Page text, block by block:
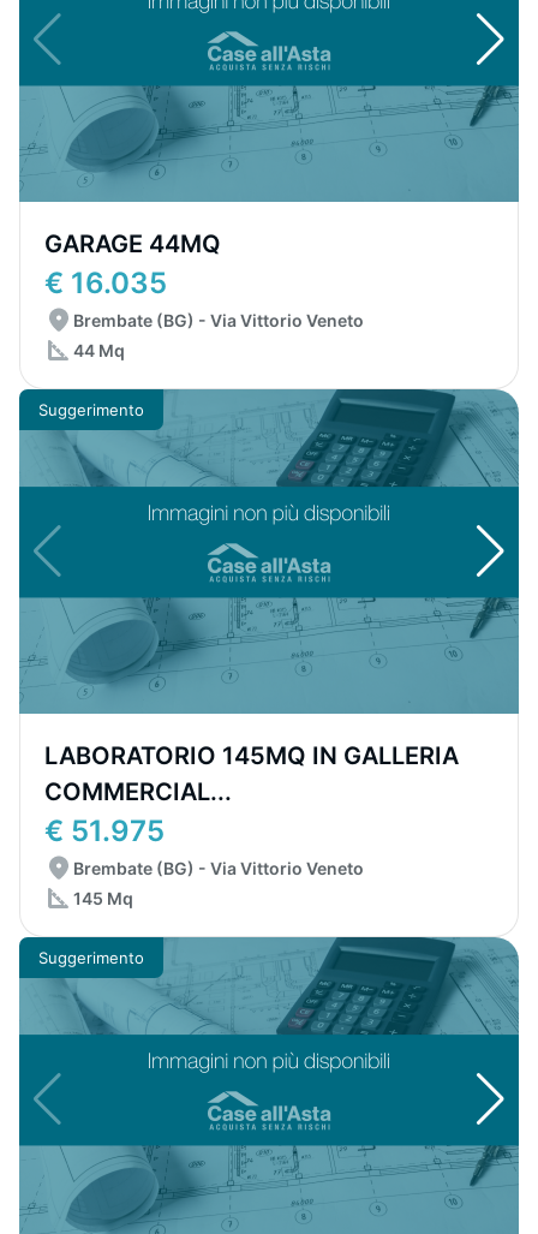
GARAGE 44MQ
€ 16.035
Brembate (BG) - Via Vittorio Veneto
44 Mq
Suggerimento
LABORATORIO 145MQ IN GALLERIA
COMMERCIAL...
€ 51.975
Brembate (BG) - Via Vittorio Veneto
145 Mq
Suggerimento